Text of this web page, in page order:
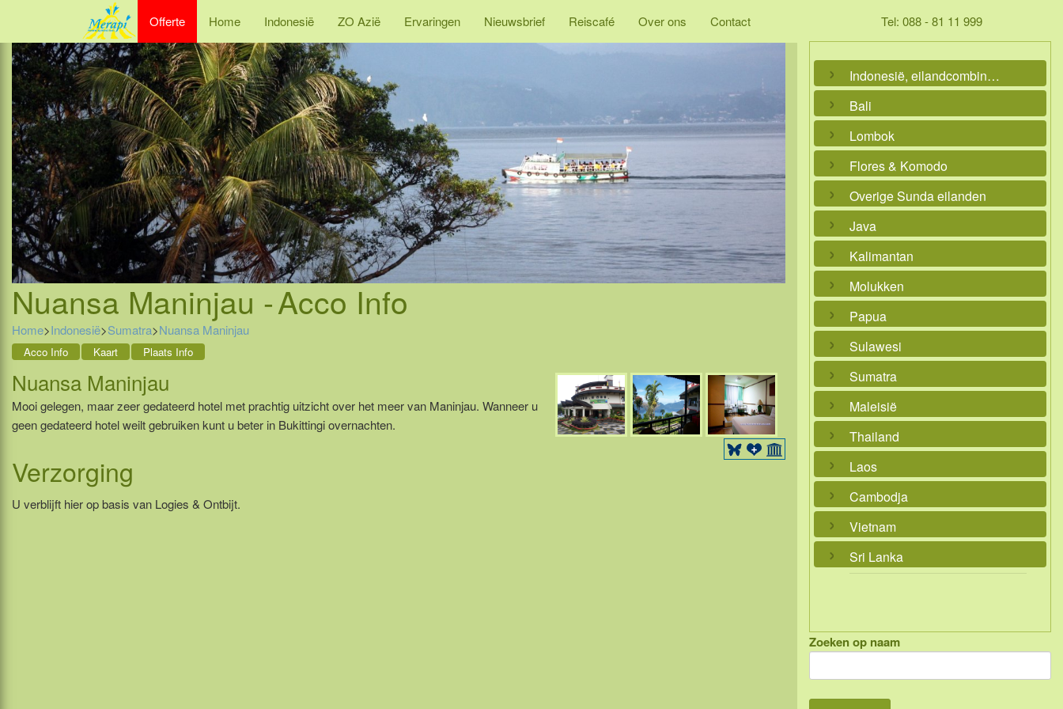
Offerte Home Indonesië ZO Azië Ervaringen Nieuwsbrief Reiscafé Over ons Contact Tel: 088 - 81 11 999
Nuansa Maninjau -Acco Info
Home>Indonesië>Sumatra>Nuansa Maninjau
Acco Info Kaart Plaats Info
Nuansa Maninjau
Mooi gelegen, maar zeer gedateerd hotel met prachtig uitzicht over het meer van Maninjau. Wanneer u
geen gedateerd hotel weilt gebruiken kunt u beter in Bukittingi overnachten.
Verzorging
U verblijft hier op basis van Logies & Ontbijt.
Indonesië, eilandcombinaties
Bali
Lombok
Flores & Komodo
Overige Sunda eilanden
Java
Kalimantan
Molukken
Papua
Sulawesi
Sumatra
Maleisië
Thailand
Laos
Cambodja
Vietnam
Sri Lanka
Zoeken op naam